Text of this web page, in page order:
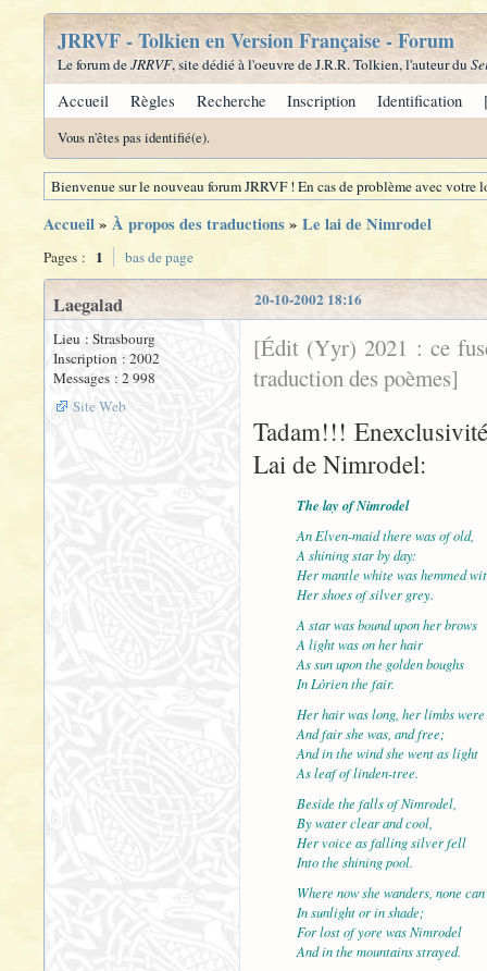
JRRVF - Tolkien en Version Française - Forum
Le forum deJRRVF, site dédié à l'oeuvre de J.R.R. Tolkien, l'auteur du
Accueil Règles Recherche Inscription Identification
Vous n'êtes pas identifié(e).
Bienvenue sur le nouveau forum JRRVF ! En cas de problème avec
Accueil» À propos des traductions» Le lai de Nimrodel
Pages : 1 bas de page
20-10-2002 18:16
Laegalad
Lieu : Strasbourg
Inscription : 2002
Messages : 2 998
Site Web
[Édit (Yyr) 2021 : ce
traduction des poèmes]
Tadam!!!
Lai de Nimrodel:
The lay of Nimrodel
An Elven-maid there was of old,
A shining star by day:
Her mantle white was hemmed
Her shoes of silver grey.
A star was bound upon her brows
A light was on her hair
As sun upon the golden boughs
In Lòrien the fair.
Her hair was long, her limbs
And fair she was, and free;
And in the wind she went as light
As leaf of linden-tree.
Beside the falls of Nimrodel,
By water clear and cool,
Her voice as falling silver fell
Into the shining pool.
Where now she wanders, none
In sunlight or in shade;
For lost of yore was Nimrodel
And in the mountains strayed.